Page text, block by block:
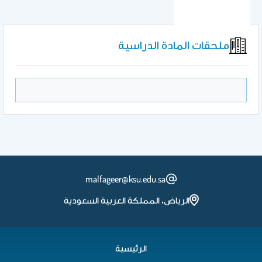
ملحقات المادة الدراسية
malfageer@ksu.edu.sa
الرياض، المملكة العربية السعودية
الرئيسية